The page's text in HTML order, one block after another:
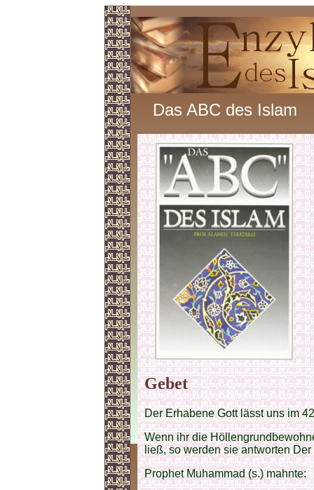
Das ABC des Islam
Gebet
Der Erhabene Gott lässt uns im
Wenn ihr die
ließ, so werden sie antworten
Prophet Muhammad (s.) mahnte: